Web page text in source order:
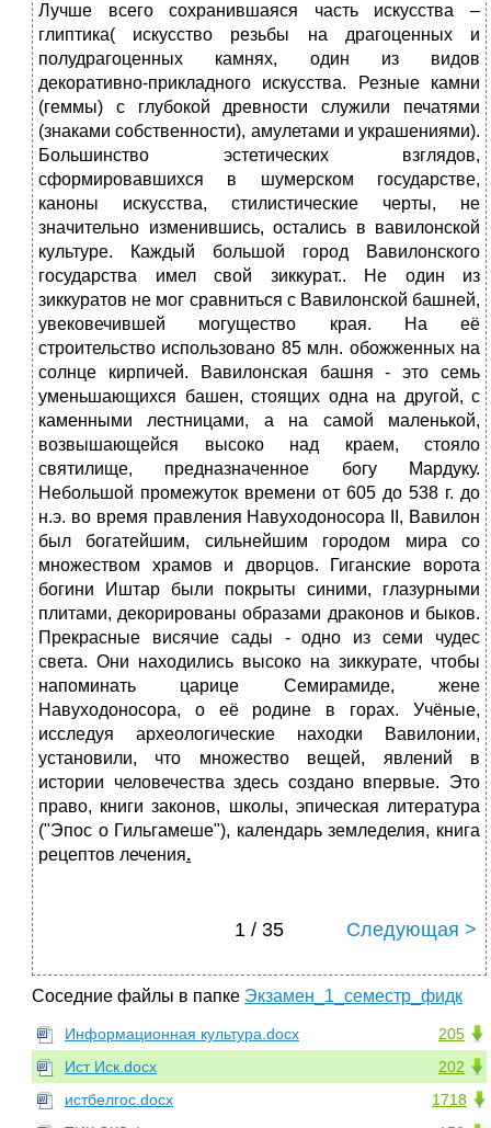
Лучше всего сохранившаяся часть искусства –
глиптика( искусство резьбы на драгоценных и
полудрагоценных камнях, один из видов
декоративно-прикладного искусства. Резные камни
(геммы) с глубокой древности служили печатями
(знаками собственности), амулетами и украшениями).
Большинство эстетических взглядов,
сформировавшихся в шумерском государстве,
каноны искусства, стилистические черты, не
значительно изменившись, остались в вавилонской
культуре. Каждый большой город Вавилонского
государства имел свой зиккурат.. Не один из
зиккуратов не мог сравниться с Вавилонской башней,
увековечившей могущество края. На её
строительство использовано 85 млн. обожженных на
солнце кирпичей. Вавилонская башня - это семь
уменьшающихся башен, стоящих одна на другой, с
каменными лестницами, а на самой маленькой,
возвышающейся высоко над краем, стояло
святилище, предназначенное богу Мардуку.
Небольшой промежуток времени от 605 до 538 г. до
н.э. во время правления Навуходоносора II, Вавилон
был богатейшим, сильнейшим городом мира со
множеством храмов и дворцов. Гиганские ворота
богини Иштар были покрыты синими, глазурными
плитами, декорированы образами драконов и быков.
Прекрасные висячие сады - одно из семи чудес
света. Они находились высоко на зиккурате, чтобы
напоминать царице Семирамиде, жене
Навуходоносора, о её родине в горах. Учёные,
исследуя археологические находки Вавилонии,
установили, что множество вещей, явлений в
истории человечества здесь создано впервые. Это
право, книги законов, школы, эпическая литература
("Эпос о Гильгамеше"), календарь земледелия, книга
рецептов лечения.
1 / 35 Следующая >
Соседние файлы в папке Экзамен_1_семестр_фидк
205
Информационная культура.docx
202
Ист Иск.docx
1718
истбелгос.docx